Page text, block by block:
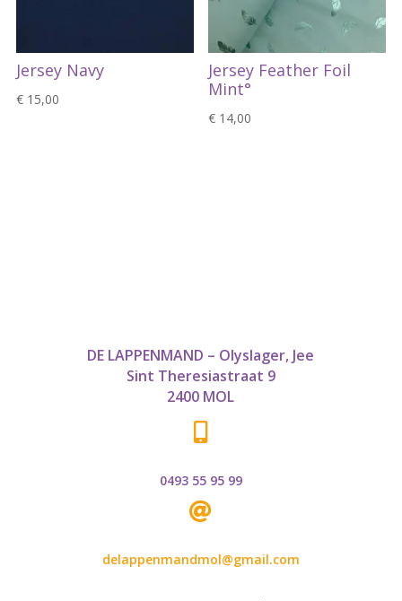
Jersey Navy
€15,00
Jersey Feather Foil
Mint°
€ 14,00
DE LAPPENMAND – Olyslager, Jee
Sint Theresiastraat 9
2400 MOL
0493 55 95 99

delappenmandmol@gmail.com